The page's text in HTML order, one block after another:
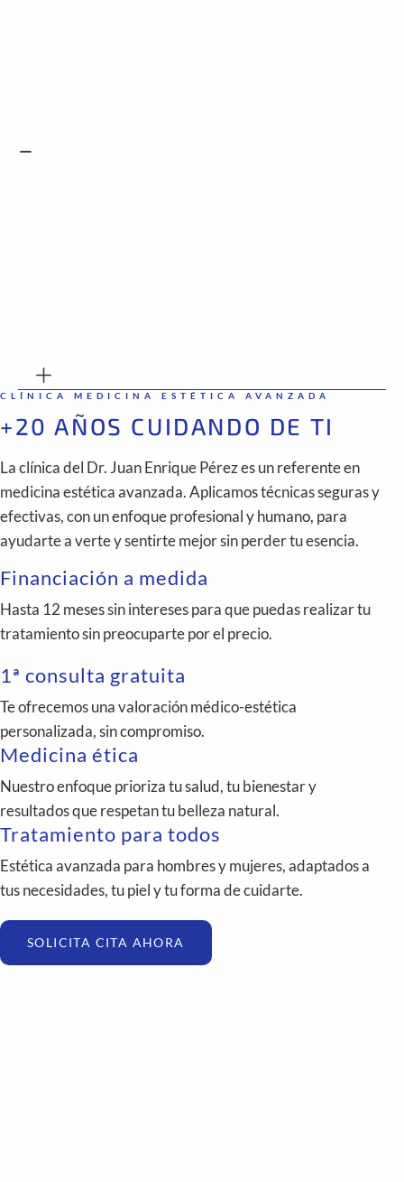
CLÍNICA MEDICINA ESTÉTICA AVANZADA
+20 AÑOS CUIDANDO DE TI
La clínica del Dr. Juan Enrique Pérez es un referente en
medicina estética avanzada. Aplicamos técnicas seguras y
efectivas, con un enfoque profesional y humano, para
ayudarte a verte y sentirte mejor sin perder tu esencia.
Financiación a medida
Hasta 12 meses sin intereses para que puedas realizar tu
tratamiento sin preocuparte por el precio.
1ª consulta gratuita
Te ofrecemos una valoración médico-estética
personalizada, sin compromiso.
Medicina ética
Nuestro enfoque prioriza tu salud, tu bienestar y
resultados que respetan tu belleza natural.
Tratamiento para todos
Estética avanzada para hombres y mujeres, adaptados a
tus necesidades, tu piel y tu forma de cuidarte.
SOLICITA CITA AHORA